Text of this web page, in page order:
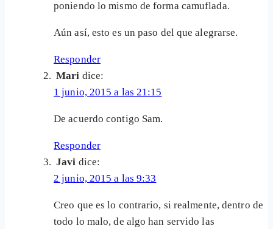
poniendo lo mismo de forma camuflada.
Aún así, esto es un paso del que alegrarse.
Responder
Mari dice:
1 junio, 2015 a las 21:15
De acuerdo contigo Sam.
Responder
Javi dice:
2 junio, 2015 a las 9:33
Creo que es lo contrario, si realmente, dentro de
todo lo malo, de algo han servido las